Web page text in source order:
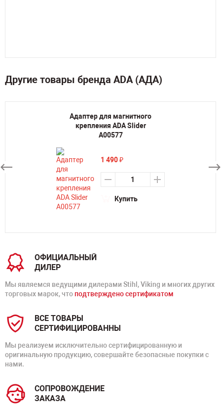
Другие товары бренда ADA (АДА)
Адаптер для магнитного
крепления ADA Slider
А00577
1 490₽
Купить
ОФИЦИАЛЬНЫЙ
ДИЛЕР
Мы являемся ведущими дилерами Stihl, Viking и многих других
торговых марок, что подтверждено сертификатом
ВСЕ ТОВАРЫ
СЕРТИФИЦИРОВАННЫ
Мы реализуем исключительно сертифицированную и
оригинальную продукцию, совершайте безопасные покупки с
нами.
СОПРОВОЖДЕНИЕ
ЗАКАЗА